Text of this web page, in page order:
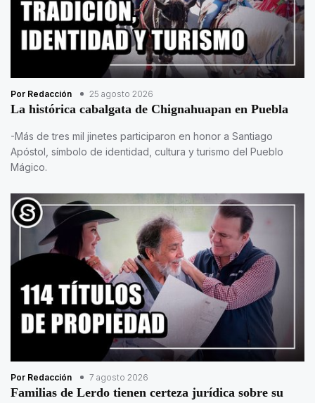
Por Redacción 25 agosto 2026
La histórica cabalgata de Chignahuapan en Puebla
-Más de tres mil jinetes participaron en honor a Santiago
Apóstol, símbolo de identidad, cultura y turismo del Pueblo
Mágico.
Por Redacción 7 agosto 2026
Familias de Lerdo tienen certeza jurídica sobre su